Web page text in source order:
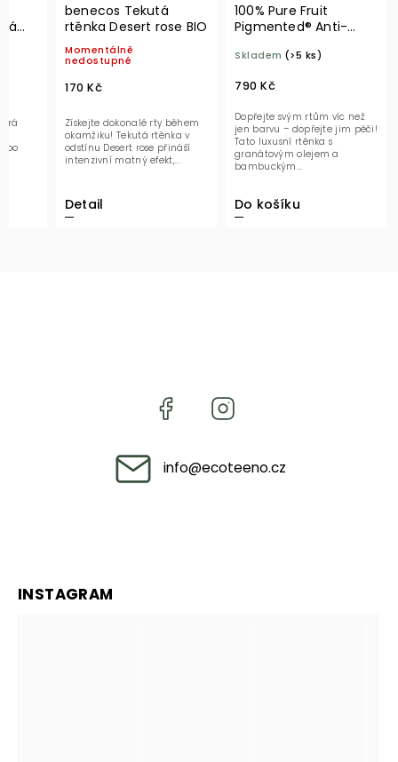
po
benecos Tekutá
rtěnka Desert rose BIO
Momentálně
nedostupné
170 Kč
Detail
Získejte dokonalé rty během
okamžiku! Tekutá rtěnka v
odstínu Desert rose přináší
intenzivní matný efekt,...
100% Pure Fruit
Pigmented® Anti-
Skladem (>5 ks)
790 Kč
Do košíku
Dopřejte svým rtům víc než
jen barvu – dopřejte jim péči!
Tato luxusní rtěnka s
granátovým olejem a
bambuckým...
info@ecoteeno.cz
INSTAGRAM